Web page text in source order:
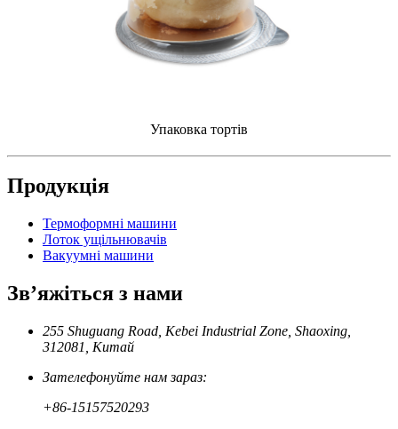
Упаковка тортів
Продукція
Термоформні машини
Лоток ущільнювачів
Вакуумні машини
Зв’яжіться з нами
255 Shuguang Road, Kebei Industrial Zone, Shaoxing,
312081, Китай
Зателефонуйте нам зараз:
+86-15157520293